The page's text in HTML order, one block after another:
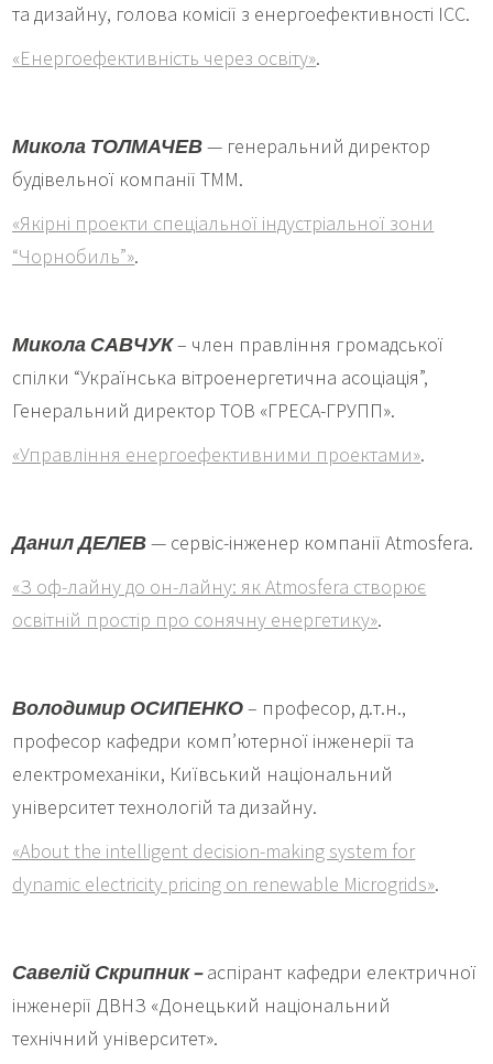
та дизайну, голова комісії з енергоефективності ICC.
«Енергоефективність через освіту».
Микола ТОЛМАЧЕВ— генеральний директор
будівельної компанії ТММ.
«Якірні проекти спеціальної індустріальної зони
“Чорнобиль”».
Микола САВЧУК– член правління громадської
спілки “Українська вітроенергетична асоціація”,
Генеральний директор ТОВ «ГРЕСА-ГРУПП».
«Управління енергоефективними проектами».
Данил ДЕЛЕВ— сервіс-інженер компанії Atmosfera.
«З оф-лайну до он-лайну: як Atmosfera створює
освітній простір про сонячну енергетику».
Володимир ОСИПЕНКО– професор, д.т.н.,
професор кафедри комп’ютерної інженерії та
електромеханіки, Київський національний
університет технологій та дизайну.
«About the intelligent decision-making system for
dynamic electricity pricing on renewable Microgrids».
Савелій Скрипник –аспірант кафедри електричної
інженерії ДВНЗ «Донецький національний
технічний університет».